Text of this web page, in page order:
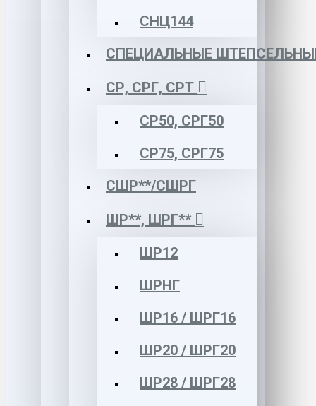
СНЦ144
СПЕЦИАЛЬНЫЕ
СР, СРГ, СРТ
СР50, СРГ50
СР75, СРГ75
СШР**/СШРГ
ШР**, ШРГ**
ШР12
ШРНГ
ШР16 / ШРГ16
ШР20 / ШРГ20
ШР28 / ШРГ28